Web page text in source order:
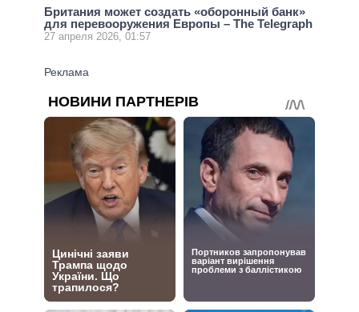
Британия может создать «оборонный банк»
для перевооружения Европы – The Telegraph
27 апреля 2026, 01:57